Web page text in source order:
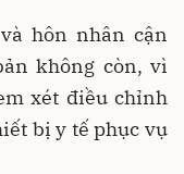
hôn nhân cận
không còn, vì
xét điều chỉnh
bị y tế phục vụ